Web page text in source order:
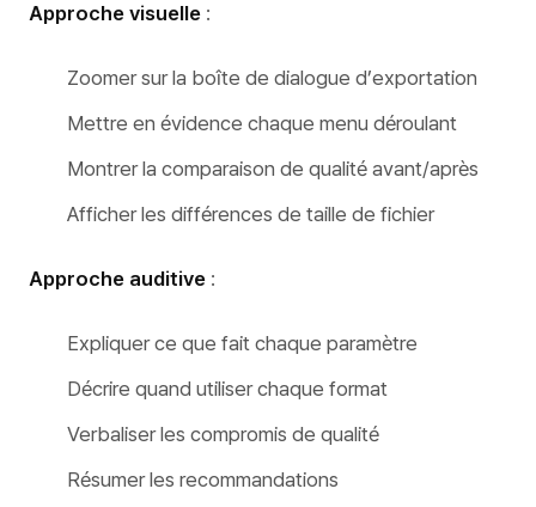
Approche visuelle :
Zoomer sur la boîte de dialogue d’exportation
Mettre en évidence chaque menu déroulant
Montrer la comparaison de qualité avant/après
Afficher les différences de taille de fichier
Approche auditive :
Expliquer ce que fait chaque paramètre
Décrire quand utiliser chaque format
Verbaliser les compromis de qualité
Résumer les recommandations